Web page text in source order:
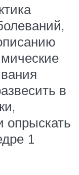
в
опрыскать
1